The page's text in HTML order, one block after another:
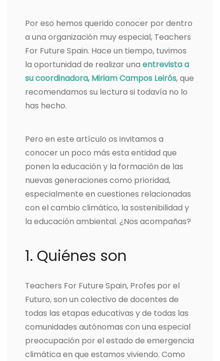
Por eso hemos querido conocer por dentro
a una organización muy especial, Teachers
For Future Spain. Hace un tiempo, tuvimos
la oportunidad de realizar una entrevista a
su coordinadora, Miriam Campos Leirós, que
recomendamos su lectura si todavía no lo
has hecho.
Pero en este artículo os invitamos a
conocer un poco más esta entidad que
ponen la educación y la formación de las
nuevas generaciones como prioridad,
especialmente en cuestiones relacionadas
con el cambio climático, la sostenibilidad y
la educación ambiental. ¿Nos acompañas?
1. Quiénes son
Teachers For Future Spain, Profes por el
Futuro, son un colectivo de docentes de
todas las etapas educativas y de todas las
comunidades autónomas con una especial
preocupación por el estado de emergencia
climática en que estamos viviendo. Como